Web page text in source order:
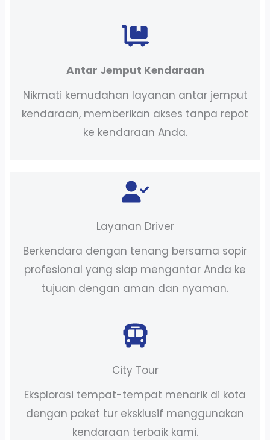
Antar Jemput Kendaraan
Nikmati kemudahan layanan antar jemput
kendaraan, memberikan akses tanpa repot
ke kendaraan Anda.
Layanan Driver
Berkendara dengan tenang bersama sopir
profesional yang siap mengantar Anda ke
tujuan dengan aman dan nyaman.
City Tour
Eksplorasi tempat-tempat menarik di kota
dengan paket tur eksklusif menggunakan
kendaraan terbaik kami.